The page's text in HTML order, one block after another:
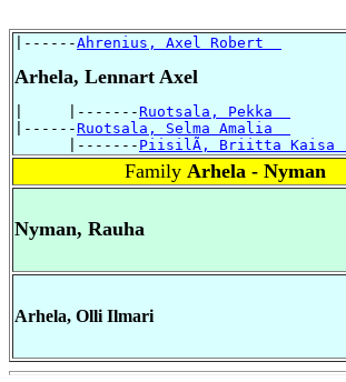
|------Ahrenius, Axel Robert
Arhela, Lennart Axel
|     |-------Ruotsala, Pekka
|------Ruotsala, Selma Amalia
      |-------
PiisilÃ, Briitta Kaisa
Family Arhela - Nyman
Nyman, Rauha
Arhela, Olli Ilmari